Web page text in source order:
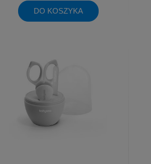
DO KOSZYKA